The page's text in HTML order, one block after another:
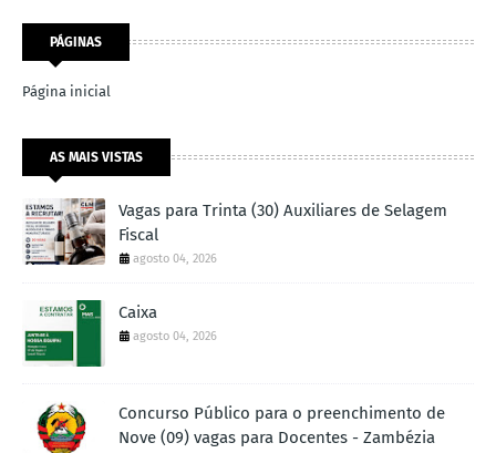
PÁGINAS
Página inicial
AS MAIS VISTAS
Vagas para Trinta (30) Auxiliares de Selagem
Fiscal
agosto 04, 2026
Caixa
agosto 04, 2026
Concurso Público para o preenchimento de
Nove (09) vagas para Docentes - Zambézia